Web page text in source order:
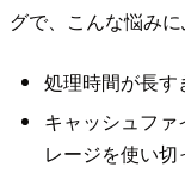
グで、こんな悩み
処理時間が長す
キャッシュファ
レージを使い切